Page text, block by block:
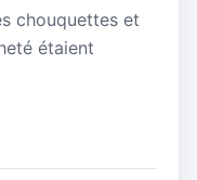
chouquettes et
étaient